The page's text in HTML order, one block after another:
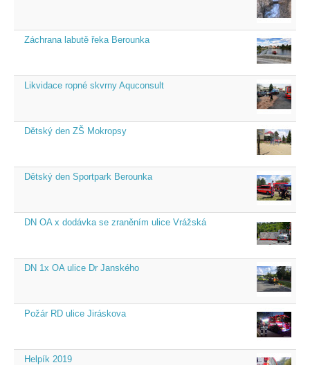
Záchrana labutě řeka Berounka
Likvidace ropné skvrny Aquconsult
Dětský den ZŠ Mokropsy
Dětský den Sportpark Berounka
DN OA x dodávka se zraněním ulice Vrážská
DN 1x OA ulice Dr Janského
Požár RD ulice Jiráskova
Helpík 2019